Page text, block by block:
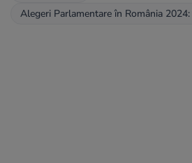
Alegeri Parlamentare în România